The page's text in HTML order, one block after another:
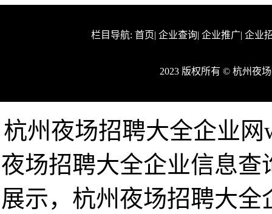
栏目导航: 首页| 企业查询| 企业推广| 企业
2023 版权所有 © 杭州夜
杭州夜场招聘大全企业网
夜场招聘大全企业信息
展示，杭州夜场招聘大